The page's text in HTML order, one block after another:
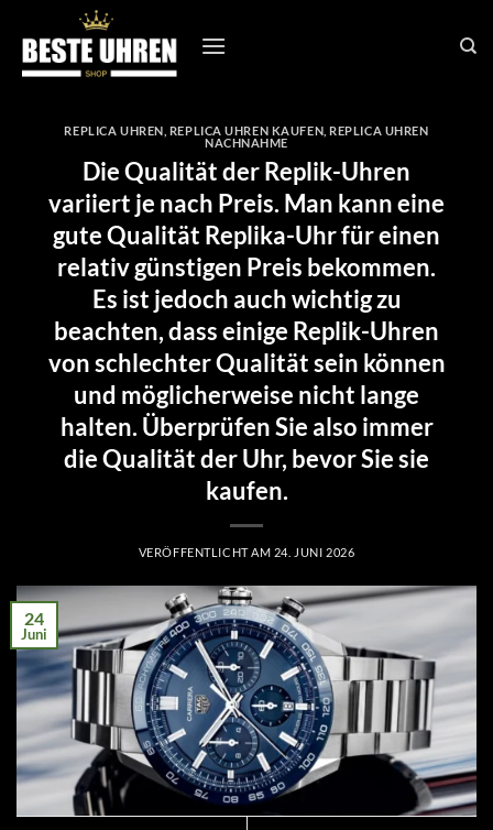
Inhalt
springen
REPLICA UHREN REPLICA UHREN KAUFEN ,REPLICA UHREN
NACHNAHME
Die Qualität der Replik-Uhren
variiert je nach Preis. Man kann eine
gute Qualität Replika-Uhr für einen
relativ günstigen Preis bekommen.
Es ist jedoch auch wichtig zu
beachten, dass einige Replik-Uhren
von schlechter Qualität sein können
und möglicherweise nicht lange
halten. Überprüfen Sie also immer
die Qualität der Uhr, bevor Sie sie
kaufen.
VERÖFFENTLICHT AM 24. JUNI 2026
24
Juni